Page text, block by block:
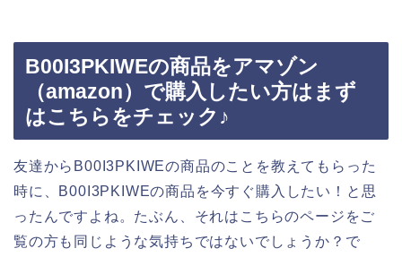
B00I3PKIWEの商品をアマゾン
（amazon）で購入したい方はまず
はこちらをチェック♪
友達からB00I3PKIWEの商品のことを教えてもらった
時に、B00I3PKIWEの商品を今すぐ購入したい！と思
ったんですよね。たぶん、それはこちらのページをご
覧の方も同じような気持ちではないでしょうか？で